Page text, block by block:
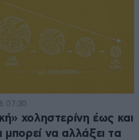
07:30
χοληστερίνη έως και
να αλλάξει τα